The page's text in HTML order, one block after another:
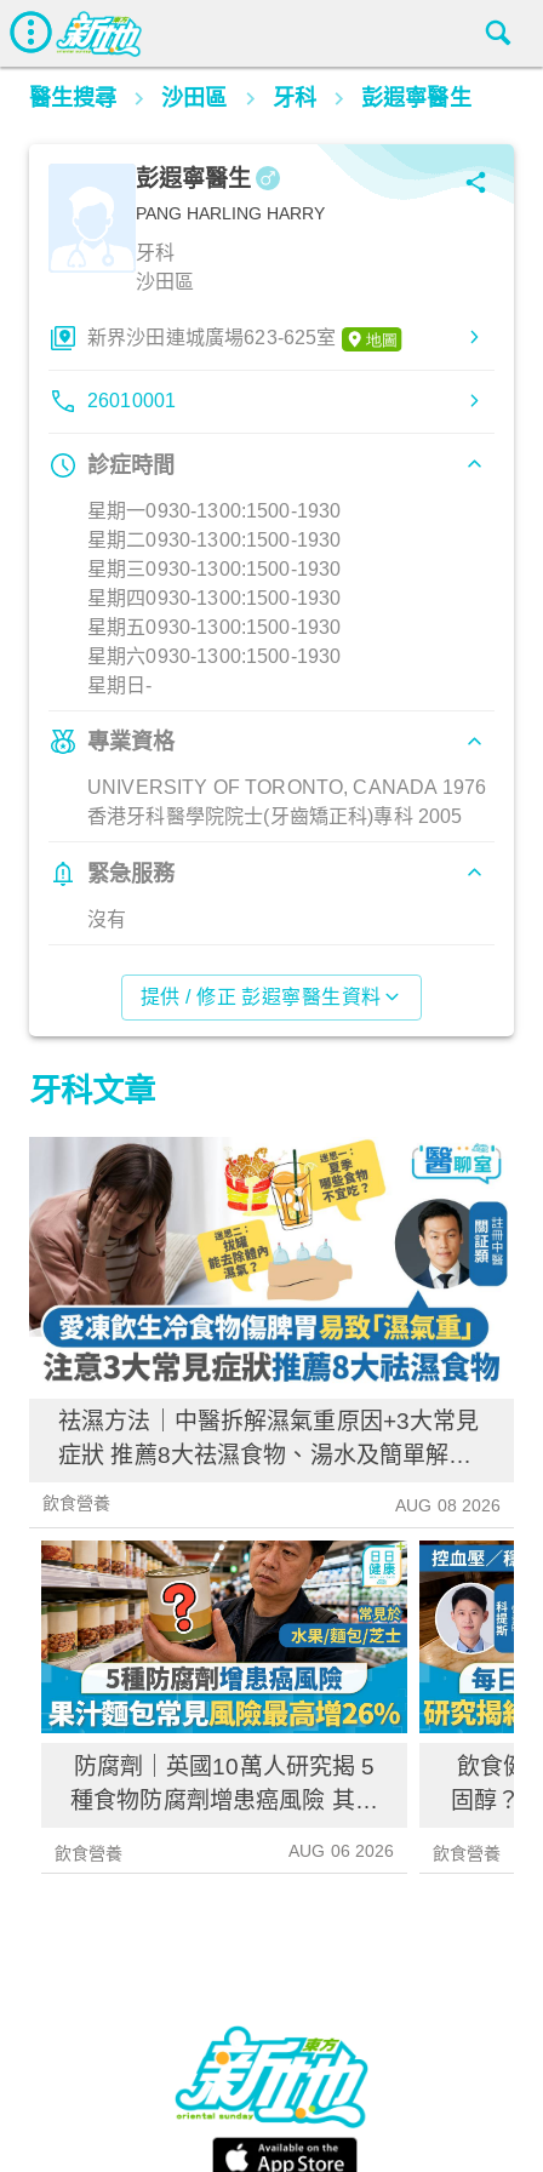
醫生搜尋 沙田區 牙科 彭遐寧醫生
彭遐寧醫生
PANG HARLING HARRY
牙科
沙田區
新界沙田連城廣場623-625室
26010001
診症時間
星期一0930-1300:1500-1930
星期二0930-1300:1500-1930
星期三0930-1300:1500-1930
星期四0930-1300:1500-1930
星期五0930-1300:1500-1930
星期六0930-1300:1500-1930
星期日-
專業資格
UNIVERSITY OF TORONTO, CANADA 1976
香港牙科醫學院院士(牙齒矯正科)專科 2005
緊急服務
沒有
提供 / 修正 彭遐寧醫生資料
牙科文章
祛濕方法｜中醫拆解濕氣重原因+3大常見
症狀 推薦8大祛濕食物、湯水及簡單解決
方法！
飲食營養 AUG 08 2026
防腐劑｜英國10萬人研究揭 5
種食物防腐劑增患癌風險 其中
飲食營養 AUG 06 2026
飲食健
固醇？
飲食營養